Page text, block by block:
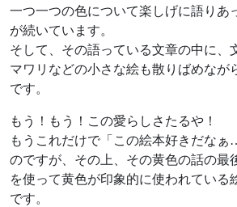
一つ一つの色について楽しげに語りあ
が続いています。
そして、その語っている文章の中に、
マワリなどの小さな絵も散りばめなが
です。
もう！もう！この愛らしさたるや！
もうこれだけで「この絵本好きだなぁ
のですが、その上、その黄色の話の最
を使って黄色が印象的に使われている
です。